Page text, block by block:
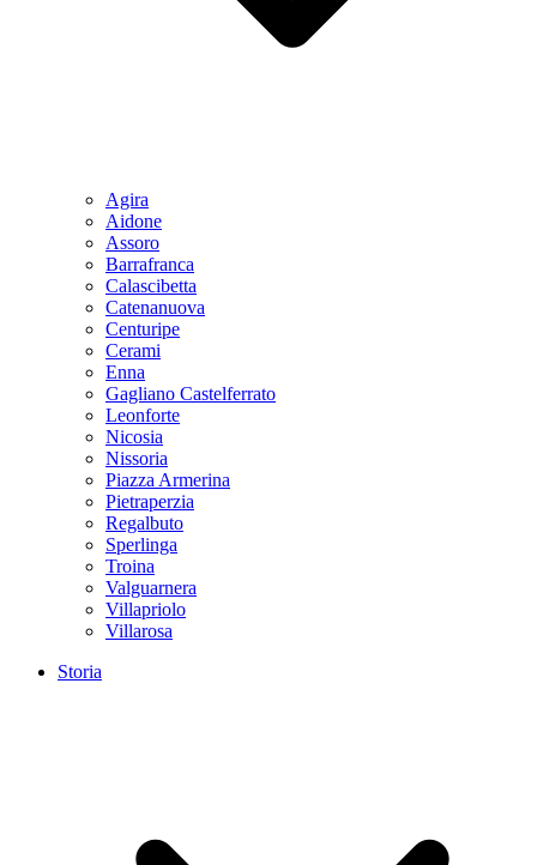
Agira
Aidone
Assoro
Barrafranca
Calascibetta
Catenanuova
Centuripe
Cerami
Enna
Gagliano Castelferrato
Leonforte
Nicosia
Nissoria
Piazza Armerina
Pietraperzia
Regalbuto
Sperlinga
Troina
Valguarnera
Villapriolo
Villarosa
Storia